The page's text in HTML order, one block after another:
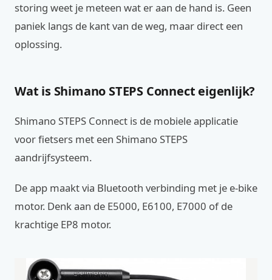
storing weet je meteen wat er aan de hand is. Geen
paniek langs de kant van de weg, maar direct een
oplossing.
Wat is Shimano STEPS Connect eigenlijk?
Shimano STEPS Connect is de mobiele applicatie
voor fietsers met een Shimano STEPS
aandrijfsysteem.
De app maakt via Bluetooth verbinding met je e-bike
motor. Denk aan de E5000, E6100, E7000 of de
krachtige EP8 motor.